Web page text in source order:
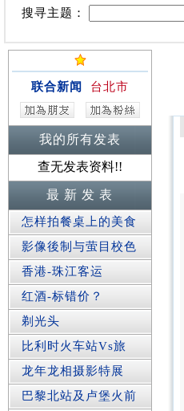
搜寻主题：
联合新闻 台北市
我的所有发表
查无发表资料!!
最 新 发 表
怎样拍餐桌上的美食
影像後制与萤目校色
香港-珠江客运
红酒-标错价？
剃光头
比利时火车站Vs旅
龙年龙相摄影特展
巴黎北站及卢堡火前